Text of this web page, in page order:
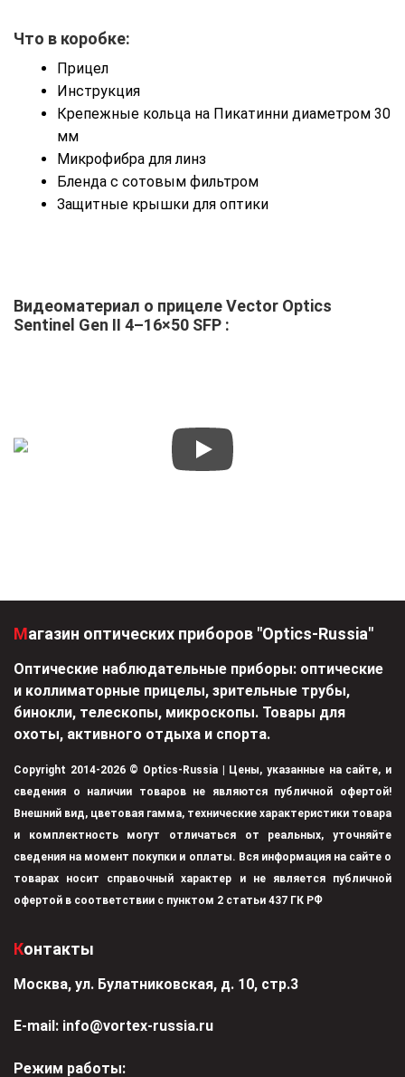
Что в коробке:
Прицел
Инструкция
Крепежные кольца на Пикатинни диаметром 30
мм
Микрофибра для линз
Бленда с сотовым фильтром
Защитные крышки для оптики
Видеоматериал о прицеле Vector Optics
Sentinel Gen II 4–16×50 SFP :
Магазин оптических приборов "Optics-Russia"
Оптические наблюдательные приборы: оптические
и коллиматорные прицелы, зрительные трубы,
бинокли, телескопы, микроскопы. Товары для
охоты, активного отдыха и спорта.
Copyright 2014-2026 © Optics-Russia | Цены, указанные на сайте, и
сведения о наличии товаров не являются публичной офертой!
Внешний вид, цветовая гамма, технические характеристики товара
и комплектность могут отличаться от реальных, уточняйте
сведения на момент покупки и оплаты. Вся информация на сайте о
товарах носит справочный характер и не является публичной
офертой в соответствии с пунктом 2 статьи 437 ГК РФ
Контакты
Москва, ул. Булатниковская, д. 10, стр.3
Е-mail: info@vortex-russia.ru
Режим работы: